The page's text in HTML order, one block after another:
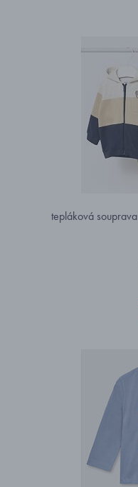
tepláková